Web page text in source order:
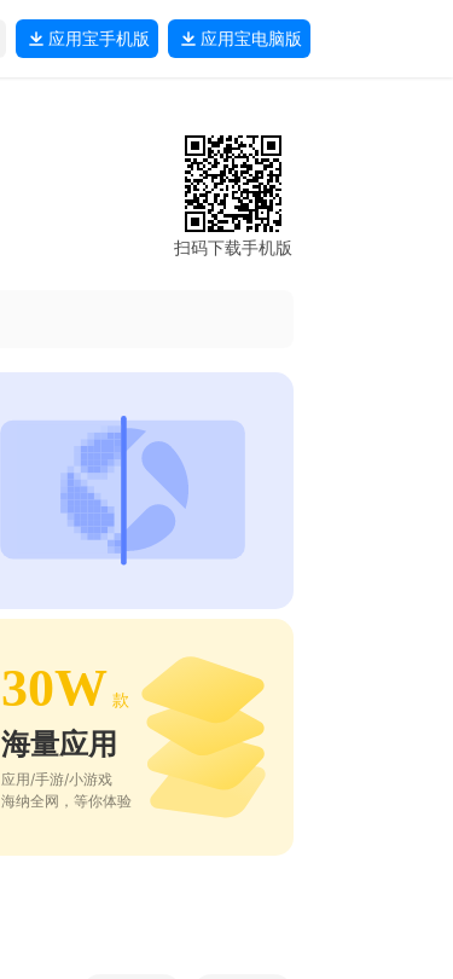
应用宝手机版 应用宝电脑版
扫码下载手机版
30W 款
海量应用
应用/手游/小游戏
海纳全网，等你体验